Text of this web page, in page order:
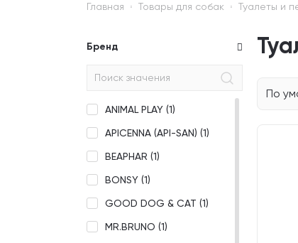
Главная Товары для собак Туалеты и
Бренд
ANIMAL PLAY (1)
APICENNA (API-SAN) (1)
BEAPHAR (1)
BONSY (1)
GOOD DOG & CAT (1)
MR.BRUNO (1)
По